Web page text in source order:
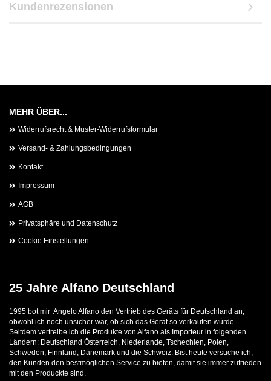
Kundenrezensionen
MEHR ÜBER...
Widerrufsrecht & Muster-Widerrufsformular
Versand- & Zahlungsbedingungen
Kontakt
Impressum
AGB
Privatsphäre und Datenschutz
Cookie Einstellungen
25 Jahre Alfano Deutschland
1995 bot mir Angelo Alfano den Vertrieb des Geräts für Deutschland an,
obwohl ich noch unsicher war, ob sich das Gerät so verkaufen würde.
Seitdem vertreibe ich die Produkte von Alfano als Importeur in folgenden
Ländern: Deutschland Österreich, Niederlande, Tschechien, Polen,
Schweden, Finnland, Dänemark und die Schweiz. Bist heute versuche ich,
den Kunden den bestmöglichen Service zu bieten, damit sie immer zufrieden
mit den Produckte sind.